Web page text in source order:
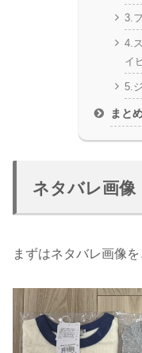
3.
4.
イ
5.
まと
ネタバレ画像
まずはネタバレ画像を